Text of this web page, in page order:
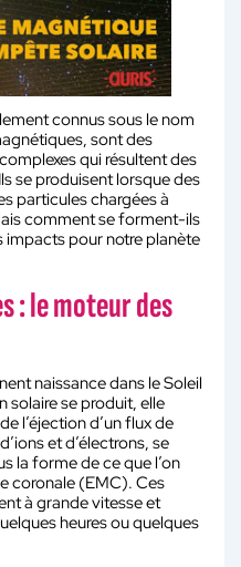
connus sous le nom
sont des
qui résultent des
se produisent lorsque des
particules chargées à
comment se forment-ils
impacts pour notre planète
: le moteur des
naissance dans le Soleil
solaire se produit, elle
l’éjection d’un flux de
et d’électrons, se
la forme de ce que l’on
coronale (EMC). Ces
à grande vitesse et
heures ou quelques